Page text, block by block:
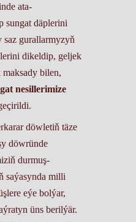
ata-
sungat däplerini
saz gurallarmyzyň
dikeldip, geljek
bilen,
nesillerimize
döwletiň täze
döwründe
durmuş-
saýasynda milli
eýe bolýar,
üns berilýär.